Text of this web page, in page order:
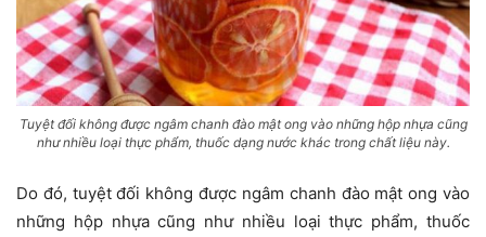
Tuyệt đối không được ngâm chanh đào mật ong vào những hộp nhựa cũng
như nhiều loại thực phẩm, thuốc dạng nước khác trong chất liệu này.
Do đó, tuyệt đối không được ngâm chanh đào mật ong vào
những hộp nhựa cũng như nhiều loại thực phẩm, thuốc